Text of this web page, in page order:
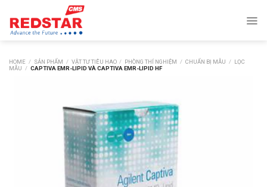
content
HOME / SẢN PHẨM / VẬT TƯ TIÊU HAO / PHÒNG THÍ NGHIỆM / CHUẨN BỊ MẪU / LỌC
MẪU / CAPTIVA EMR-LIPID VÀ CAPTIVA EMR-LIPID HF